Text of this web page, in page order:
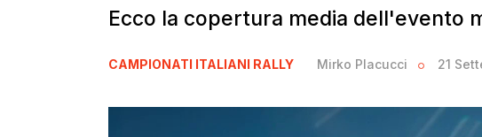
Ecco la copertura media dell'evento
CAMPIONATI ITALIANI RALLY Mirko Placucci 21